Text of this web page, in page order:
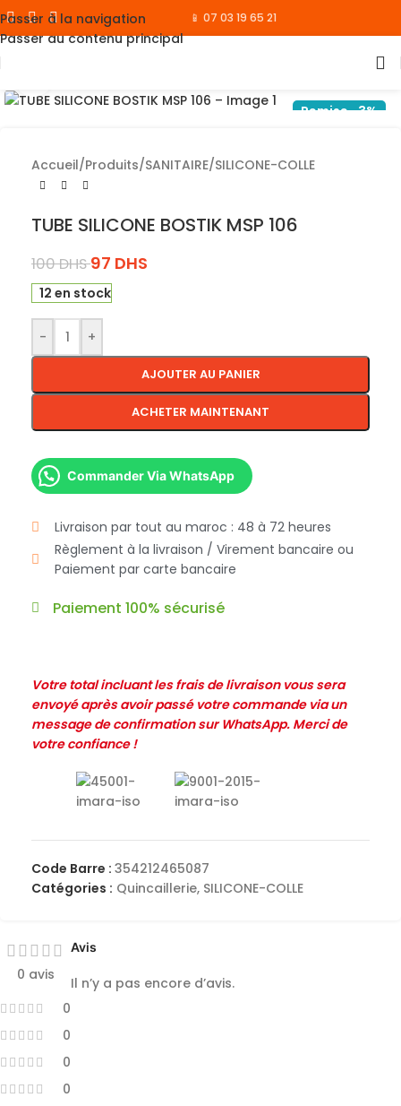
Passer à la navigation
Passer au contenu principal
📱 07 03 19 65 21
Remise -3%
Accueil/Produits/SANITAIRE/SILICONE-COLLE
TUBE SILICONE BOSTIK MSP 106
100DHS 97 DHS
12 en stock
- +
AJOUTER AU PANIER
ACHETER MAINTENANT
Commander Via WhatsApp
Livraison par tout au maroc : 48 à 72 heures
Règlement à la livraison / Virement bancaire ou
Paiement par carte bancaire
Paiement 100% sécurisé
Votre total incluant les frais de livraison vous sera
envoyé après avoir passé votre commande via un
message de confirmation sur WhatsApp. Merci de
votre confiance !
Code Barre : 354212465087
Catégories : Quincaillerie, SILICONE-COLLE
0 avis
0
0
0
0
Avis
Il n’y a pas encore d’avis.